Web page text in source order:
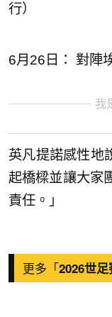
行）
6月26日： 對陣
我
英凡提諾感性地
起橋樑並讓大家
責任。」
更多「2026世足